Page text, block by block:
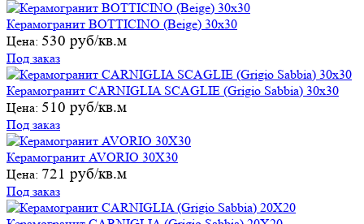
Керамогранит BOTTICINO (Beige) 30х30
Цена: 530 руб/кв.м
Под заказ
Керамогранит CARNIGLIA SCAGLIE (Grigio Sabbia) 30х30
Цена: 510 руб/кв.м
Под заказ
Керамогранит AVORIO 30X30
Цена: 721 руб/кв.м
Под заказ